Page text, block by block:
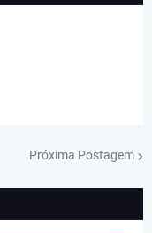
Próxima Postagem